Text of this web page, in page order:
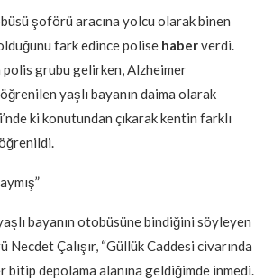
şoförü aracına yolcu olarak binen
fark edince polise haberverdi.
polis grubu gelirken, Alzheimer
yaşlı bayanın daima olarak
ki konutundan çıkarak kentin farklı
bayanın otobüsüne bindiğini söyleyen
Çalışır, “Güllük Caddesi civarında
bitip depolama alanına geldiğimde inmedi.